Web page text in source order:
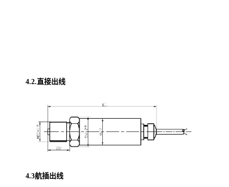
4.2.直接出线
4.3航插出线